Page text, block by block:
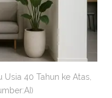
40 Tahun ke Atas,